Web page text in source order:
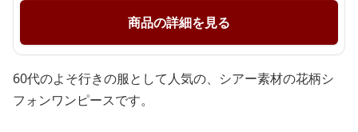
商品の詳細を見る
60代のよそ行きの服として人気の、シアー素材の花柄シ
フォンワンピースです。